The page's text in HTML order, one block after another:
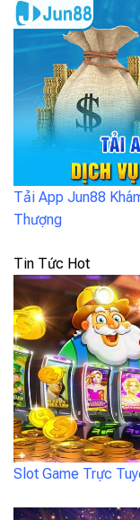
Tải App Jun88
Thượng
Tin Tức Hot
Slot Game Trực